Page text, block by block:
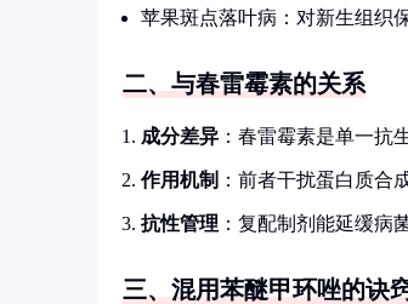
苹果斑点落叶病：对新生组织
二、与春雷霉素的关系
成分差异 ：春雷霉素是单一抗
作用机制 ：前者干扰蛋白质合
抗性管理 ：复配制剂能延缓病
三、混用苯醚甲环唑的诀